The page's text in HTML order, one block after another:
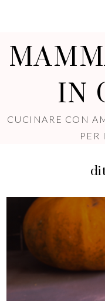
IN
CUCINARE CON
PER